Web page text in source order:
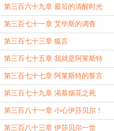
第三百六十九章 最后的清醒时光
第三百七十一章 艾华斯的调查
第三百七十三章 狐言
第三百七十五章 我就是阿莱斯特
第三百七十七章 阿莱斯特的誓言
第三百七十九章 渴慕烟花之死
第三百八十一章 小心伊莎贝尔！
第三百八十三章 伊莎贝尔一世